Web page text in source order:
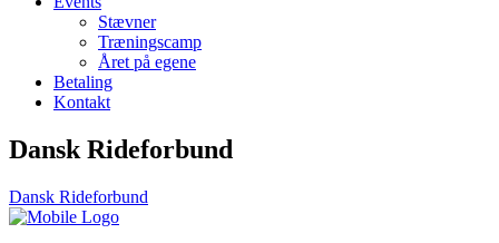
Stævner
Træningscamp
Året på egene
Betaling
Kontakt
Dansk Rideforbund
Dansk Rideforbund